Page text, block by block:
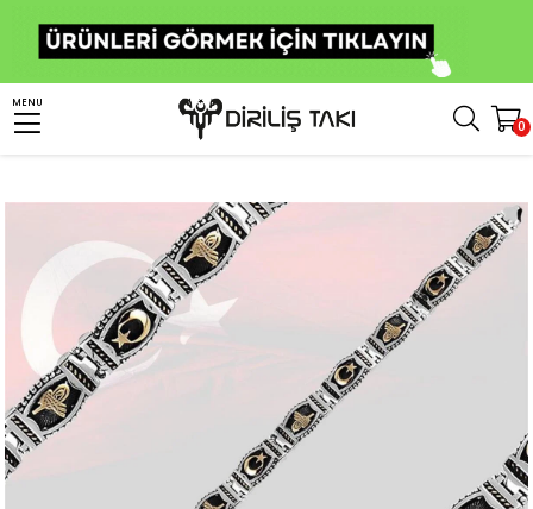
MENU
0
Erkek Bileklik
Osmanlı Tuğra ve Ay Yıldız Motifli Gümüş Erkek Bileklik